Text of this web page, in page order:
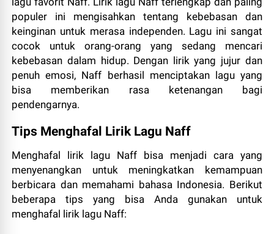
populer ini mengisahkan tentang kebebasan dan
keinginan untuk merasa independen. Lagu ini sangat
cocok untuk orang-orang yang sedang mencari
kebebasan dalam hidup. Dengan lirik yang jujur dan
penuh emosi, Naff berhasil menciptakan lagu yang
bisa memberikan rasa ketenangan bagi
pendengarnya.
Tips Menghafal Lirik Lagu Naff
Menghafal lirik lagu Naff bisa menjadi cara yang
menyenangkan untuk meningkatkan kemampuan
berbicara dan memahami bahasa Indonesia. Berikut
beberapa tips yang bisa Anda gunakan untuk
menghafal lirik lagu Naff: